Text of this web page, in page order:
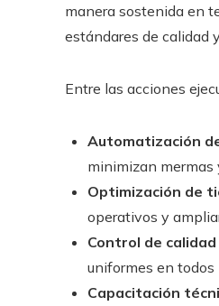
manera sostenida en
estándares de calidad
Entre las acciones
Automatización
minimizan mermas
Optimización de
operativos y
Control de
uniformes en todos
Capacitación